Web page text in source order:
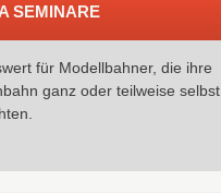
SEMINARE
für Modellbahner, die ihre
ganz oder teilweise selbst